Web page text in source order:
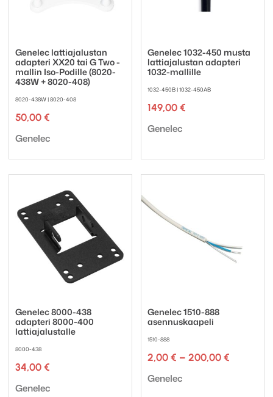
Genelec lattiajalustan
adapteri XX20 tai G Two -
mallin Iso-Podille (8020-
438W + 8020-408)
8020-438W | 8020-408
50,00 €
Tuotemerkki:
Genelec
Genelec 1032-450 musta
lattiajalustan adapteri
1032-mallille
1032-450B | 1032-450AB
149,00 €
Tuotemerkki:
Genelec
Genelec 8000-438
adapteri 8000-400
lattiajalustalle
8000-438
34,00 €
Tuotemerkki:
Genelec
Genelec 1510-888
asennuskaapeli
1510-888
2,00 € – 200,00 €
Tuotemerkki:
Genelec